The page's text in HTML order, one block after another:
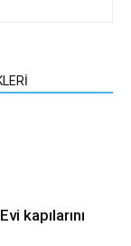
kapılarını